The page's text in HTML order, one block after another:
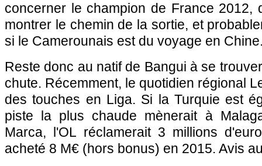
concerner le champion de France 2012,
montrer le chemin de la sortie, et
si le Camerounais est du voyage en
Reste donc au natif de Bangui à se
chute. Récemment, le quotidien régional
des touches en Liga. Si la Turquie est
piste la plus chaude mènerait à
Marca, l'OL réclamerait 3 millions
acheté 8 M€ (hors bonus) en 2015. Avis